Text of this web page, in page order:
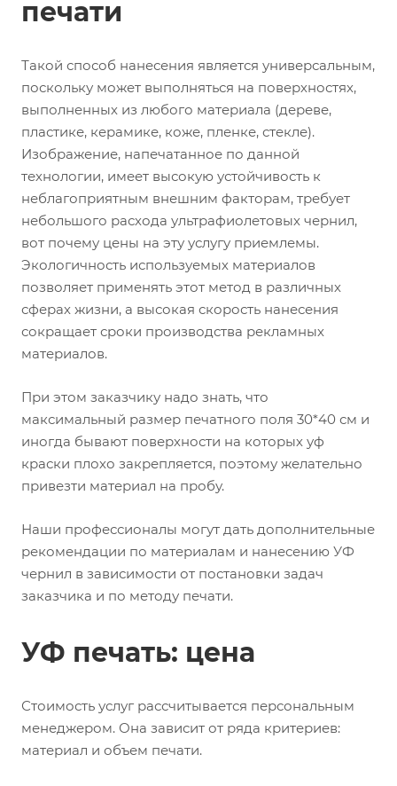
печати
Такой способ нанесения является универсальным,
поскольку может выполняться на поверхностях,
выполненных из любого материала (дереве,
пластике, керамике, коже, пленке, стекле).
Изображение, напечатанное по данной
технологии, имеет высокую устойчивость к
неблагоприятным внешним факторам, требует
небольшого расхода ультрафиолетовых чернил,
вот почему цены на эту услугу приемлемы.
Экологичность используемых материалов
позволяет применять этот метод в различных
сферах жизни, а высокая скорость нанесения
сокращает сроки производства рекламных
материалов.
При этом заказчику надо знать, что
максимальный размер печатного поля 30*40 см и
иногда бывают поверхности на которых уф
краски плохо закрепляется, поэтому желательно
привезти материал на пробу.
Наши профессионалы могут дать дополнительные
рекомендации по материалам и нанесению УФ
чернил в зависимости от постановки задач
заказчика и по методу печати.
УФ печать: цена
Стоимость услуг рассчитывается персональным
менеджером. Она зависит от ряда критериев:
материал и объем печати.